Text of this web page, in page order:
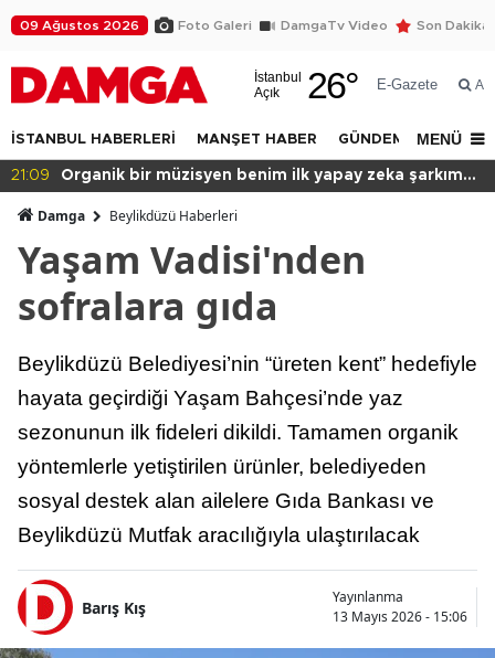
09 Ağustos 2026 Foto Galeri DamgaTv Video Son Dakika
İstanbul
Açık
26° E-Gazete Ara
İSTANBUL HABERLERİ MANŞET HABER GÜNDEM DÜNYA
MENÜ
20:49 Başkan var binası yok!
Damga Beylikdüzü Haberleri
Yaşam Vadisi'nden
sofralara gıda
Beylikdüzü Belediyesi’nin “üreten kent” hedefiyle
hayata geçirdiği Yaşam Bahçesi’nde yaz
sezonunun ilk fideleri dikildi. Tamamen organik
yöntemlerle yetiştirilen ürünler, belediyeden
sosyal destek alan ailelere Gıda Bankası ve
Beylikdüzü Mutfak aracılığıyla ulaştırılacak
Barış Kış
Yayınlanma
13 Mayıs 2026 - 15:06